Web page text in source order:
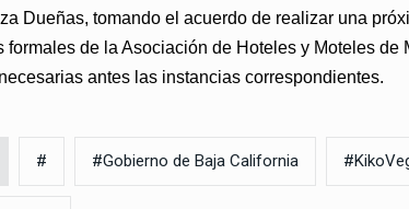
Dueñas, tomando el acuerdo de realizar una
formales de la Asociación de Hoteles y Moteles de
antes las instancias correspondientes.
# #Gobierno de Baja California